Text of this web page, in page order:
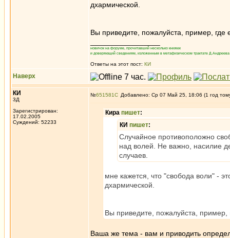
дхармической.
Вы приведите, пожалуйста, пример, где
новичок на форуме, прочитавший несколько книжек
и доверяющий сведениям, изложенным в метафизическом трактате
Ответы на этот пост: КИ
Наверх
КИ
3Д
Зарегистрирован:
17.02.2005
Суждений: 52233
№651581 Добавлено: Ср 07 Май 25, 18:06 (1 год
Кира пишет:
КИ пишет:
Случайное противоположно
над волей. Не важно, насилие
случаев.
мне кажется, что "свобода воли" -
дхармической.
Вы приведите, пожалуйста, пример,
Ваша же тема - вам и приводить